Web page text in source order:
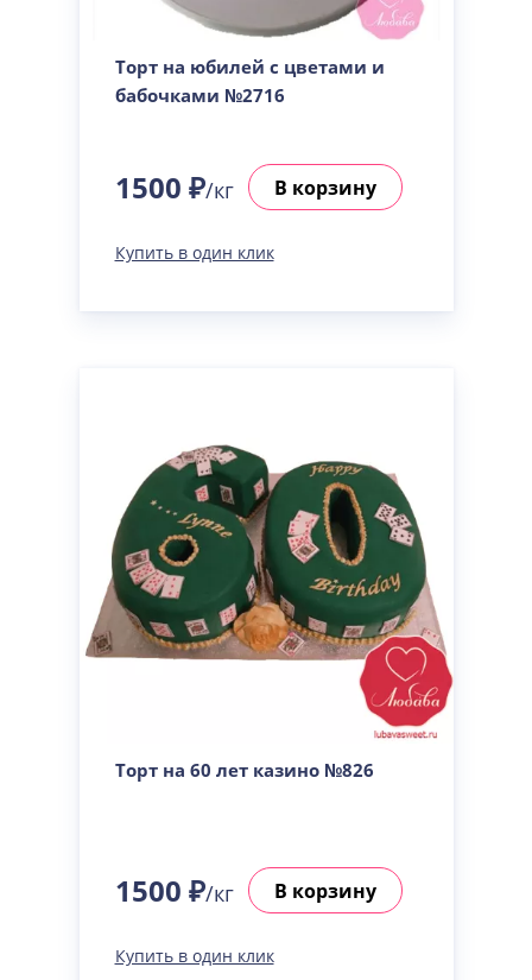
Торт на юбилей с цветами и
бабочками №2716
1500 ₽/кг В корзину
Купить в один клик
Торт на 60 лет казино №826
1500 ₽/кг В корзину
Купить в один клик